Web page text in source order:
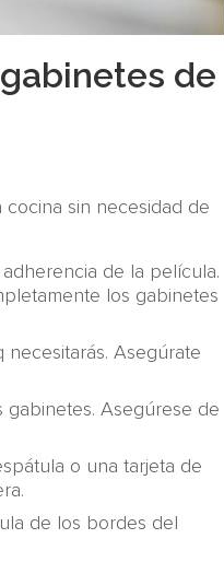
de
sin necesidad de
de la película.
los gabinetes
Asegúrate
Asegúrese de
o una tarjeta de
de los bordes del